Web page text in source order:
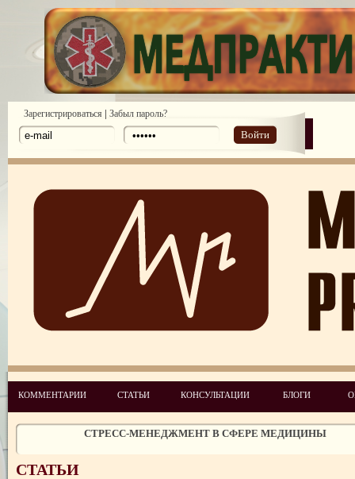
Зарегистрироваться | Забыл пароль?
Войти
КОММЕНТАРИИ СТАТЬИ КОНСУЛЬТАЦИИ БЛОГИ
ЧЕГО ХОТЯТ ПАЦИЕНТЫ КАТЕГОРИИ VIP
ЗАЩИТА РЕПУТАЦИИ В СЕТИ ИНТЕРНЕТ: SERM, ИЛИ КАК
ПРАВОВОЙ СТАТУС ПРЕДСТАВИТЕЛЯ ПАЦИЕНТА В УКРАИНЕ
СТАТЬИ